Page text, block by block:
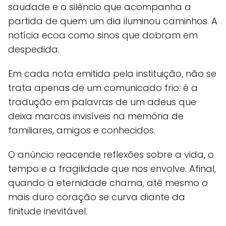
saudade e o silêncio que acompanha a
partida de quem um dia iluminou caminhos. A
notícia ecoa como sinos que dobram em
despedida.
Em cada nota emitida pela instituição, não se
trata apenas de um comunicado frio: é a
tradução em palavras de um adeus que
deixa marcas invisíveis na memória de
familiares, amigos e conhecidos.
O anúncio reacende reflexões sobre a vida, o
tempo e a fragilidade que nos envolve. Afinal,
quando a eternidade chama, até mesmo o
mais duro coração se curva diante da
finitude inevitável.